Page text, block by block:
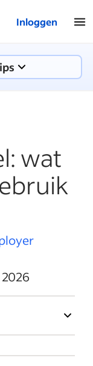
Inloggen
wat